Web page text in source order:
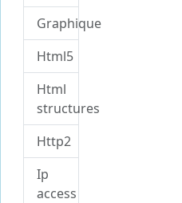
Graphique
Html5
Html
structures
Http2
Ip
access